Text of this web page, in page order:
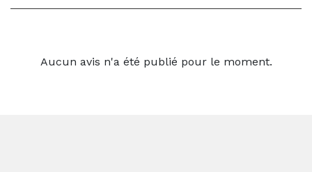
Aucun avis n'a été publié pour le moment.